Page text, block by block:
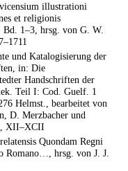
illustrationi
et religionis
1–3, hrsg. von G. W.
und Katalogisierung der
in: Die
Handschriften der
Teil I: Cod. Guelf. 1
Helmst., bearbeitet von
D. Merzbacher und
XII–XCII
Quondam Regni
Romano…, hrsg. von J. J.